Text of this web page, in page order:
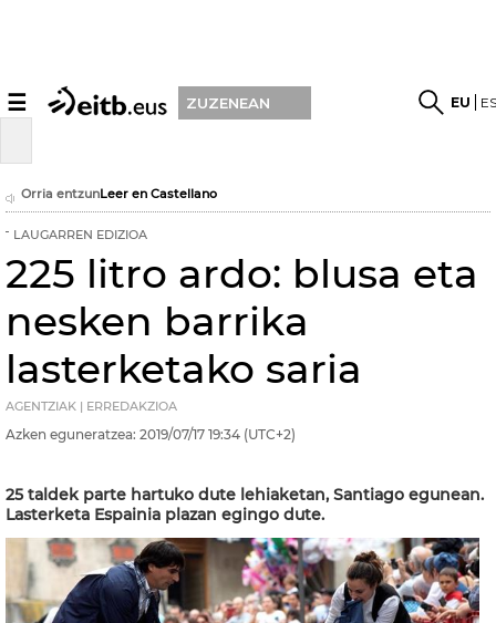
☰ ZUZENEAN EU
Orria entzunLeer en Castellano
LAUGARREN EDIZIOA
225 litro ardo: blusa eta
nesken barrika
lasterketako saria
AGENTZIAK | ERREDAKZIOA
Azken eguneratzea: 2019/07/17 19:34 (UTC+2)
25 taldek parte hartuko dute lehiaketan, Santiago egunean.
Lasterketa Espainia plazan egingo dute.